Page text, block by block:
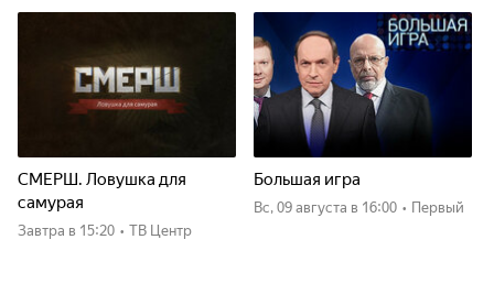
СМЕРШ. Ловушка для
самурая
Завтра в 15:20 • ТВ Центр
Большая игра
вс, 09 августа в 16:00 • Первый